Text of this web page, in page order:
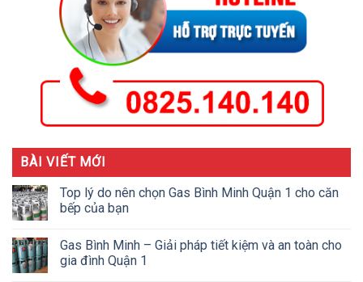
BÀI VIẾT MỚI
Top lý do nên chọn Gas Bình Minh Quận 1 cho căn
bếp của bạn
Gas Bình Minh – Giải pháp tiết kiệm và an toàn cho
gia đình Quận 1